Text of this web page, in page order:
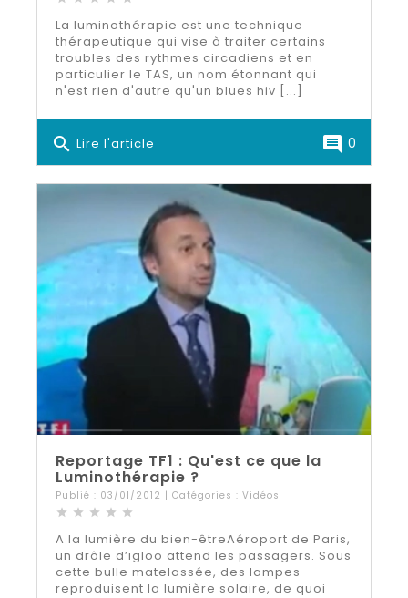
La luminothérapie est une technique
thérapeutique qui vise à traiter certains
troubles des rythmes circadiens et en
particulier le TAS, un nom étonnant qui
n'est rien d'autre qu'un blues hiv [...]
search Lire l'article comment 0
Reportage TF1 : Qu'est ce que la
Luminothérapie ?
Publié : 03/01/2012 | Catégories : Vidéos
star star star star star
A la lumière du bien-êtreAéroport de Paris,
un drôle d’igloo attend les passagers. Sous
cette bulle matelassée, des lampes
reproduisent la lumière solaire, de quoi